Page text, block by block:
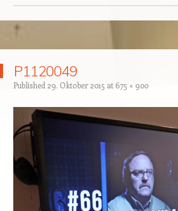
P1120049
Published 29. Oktober 2015 at 675 × 900